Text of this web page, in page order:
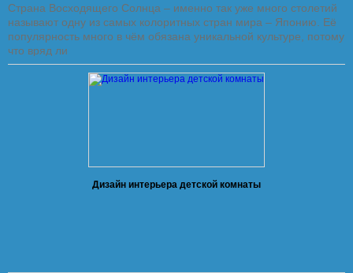
Страна Восходящего Солнца – именно так уже много столетий
называют одну из самых колоритных стран мира – Японию. Её
популярность много в чём обязана уникальной культуре, потому
что вряд ли
Дизайн интерьера детской комнаты